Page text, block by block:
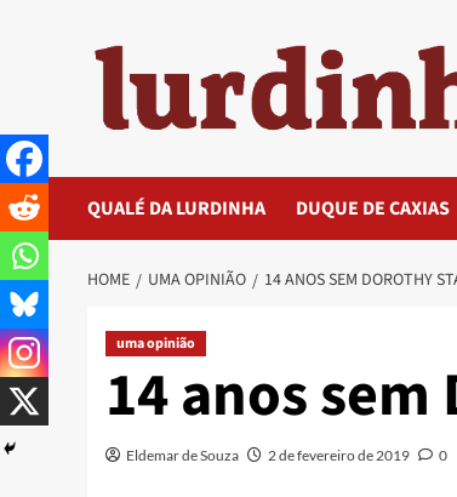
QUALÉ DA LURDINHA DUQUE DE CAXIAS
HOME UMA OPINIÃO 14 ANOS SEM DOROTHY
uma opinião
14 anos
Eldemar de Souza 2 de fevereiro de 2019 0